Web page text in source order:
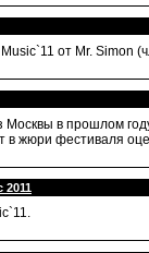
от Mr. Simon
Москвы в прошлом
в жюри фестиваля
2011